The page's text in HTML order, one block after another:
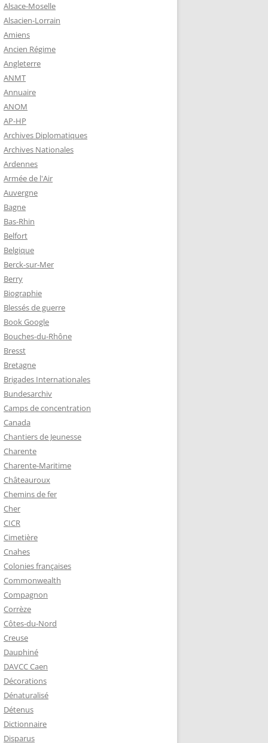
SUR-
MARIE
SUR-
1965)
SUR-
(1910-
– PLAQUE
:
LEROUX
Alsace-Moselle
Alsacien-Lorrain
Amiens
Ancien Régime
Angleterre
ANMT
Annuaire
ANOM
AP-HP
Archives Diplomatiques
Archives Nationales
Ardennes
Armée de l'Air
Auvergne
Bagne
Bas-Rhin
Belfort
Belgique
Berck-sur-Mer
Berry
Biographie
Blessés de guerre
Book Google
Bouches-du-Rhône
Bresst
Bretagne
Brigades Internationales
Bundesarchiv
Camps de concentration
Canada
Chantiers de Jeunesse
Charente
Charente-Maritime
Châteauroux
Chemins de fer
Cher
CICR
Cimetière
Cnahes
Colonies françaises
Commonwealth
Compagnon
Corrèze
Côtes-du-Nord
Creuse
Dauphiné
DAVCC Caen
Décorations
Dénaturalisé
Détenus
Dictionnaire
Disparus